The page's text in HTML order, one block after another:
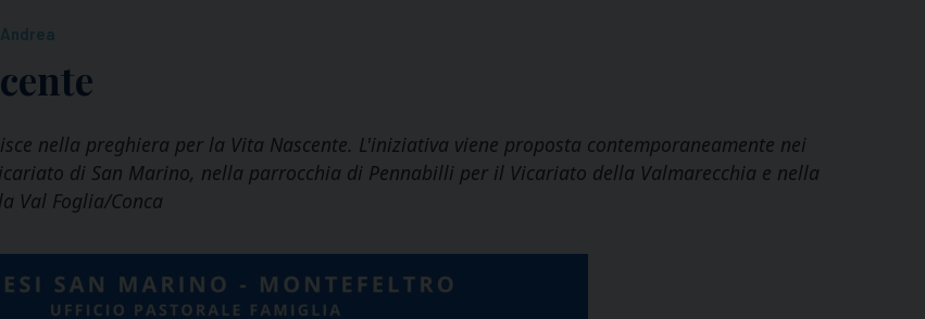
nella preghiera per la Vita Nascente. L'iniziativa viene proposta contemporaneamente nei
di San Marino, nella parrocchia di Pennabilli per il Vicariato della Valmarecchia e nella
Val Foglia/Conca